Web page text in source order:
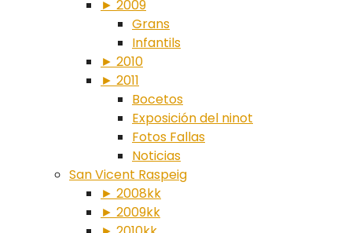
► 2009
Grans
Infantils
► 2010
► 2011
Bocetos
Exposición del ninot
Fotos Fallas
Noticias
San Vicent Raspeig
► 2008kk
► 2009kk